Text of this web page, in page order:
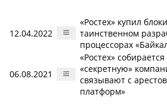
12.04.2022
«Ростех» купил
таинственном
процессорах
06.08.2021
«Ростех»
«секретную»
связывают с
платформ»